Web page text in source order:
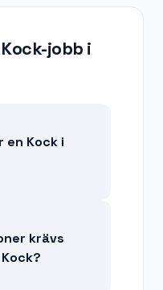
Kock-jobb i
en Kock i
krävs